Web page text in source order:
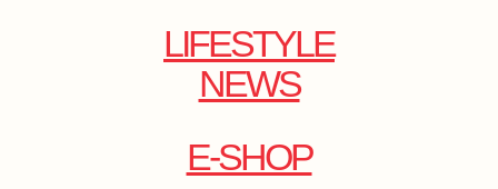
LIFESTYLE
NEWS
E-SHOP